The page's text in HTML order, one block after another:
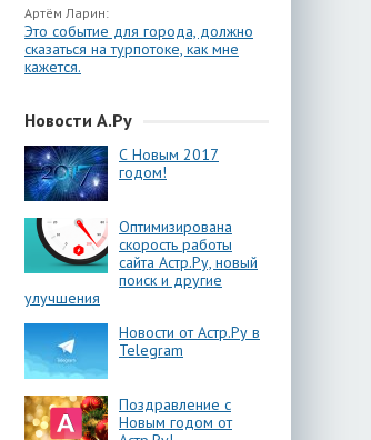
Артём Ларин:
Это событие для города, должно
сказаться на турпотоке, как мне
кажется.
Новости А.Ру
С Новым 2017
годом!
Оптимизирована
скорость работы
сайта Астр.Ру, новый
поиск и другие
улучшения
Новости от Астр.Ру в
Telegram
Поздравление с
Новым годом от